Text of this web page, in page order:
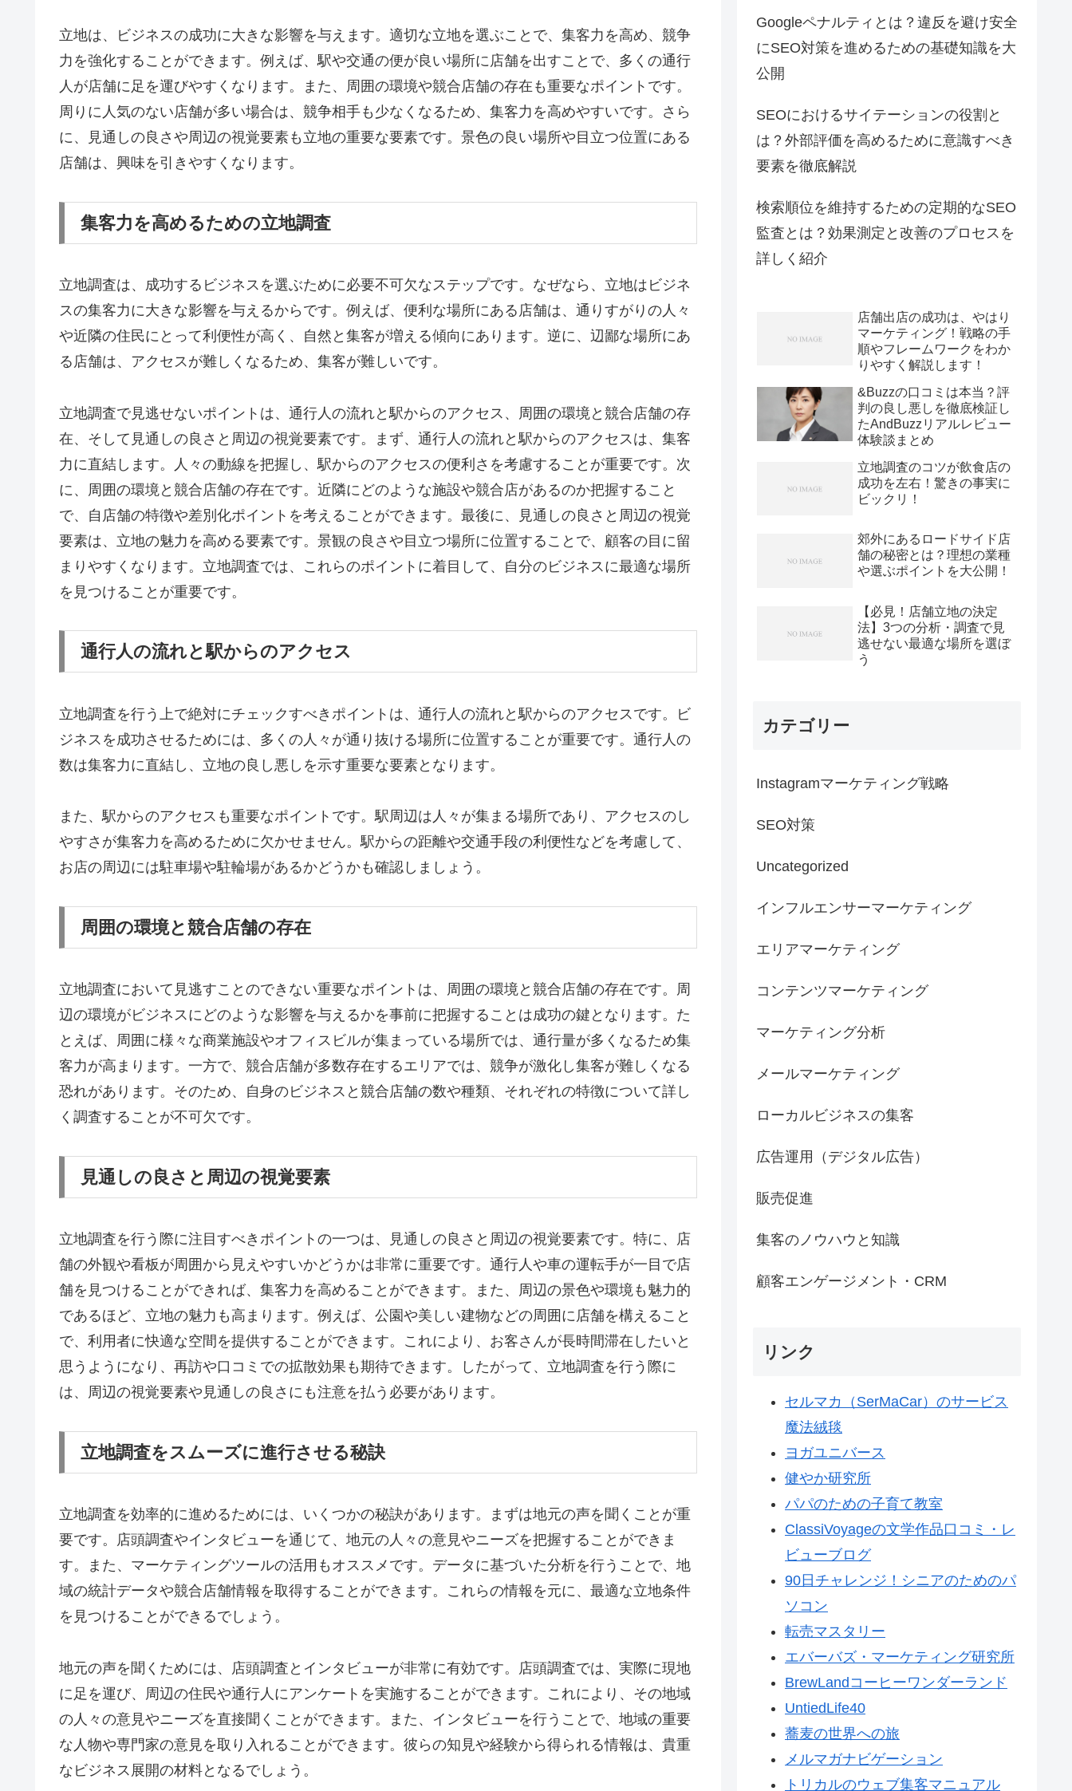
立地は、ビジネスの成功に大きな影響を与えます。適切な立地を選ぶことで、集客力を高め、競争
力を強化することができます。例えば、駅や交通の便が良い場所に店舗を出すことで、多くの通行
人が店舗に足を運びやすくなります。また、周囲の環境や競合店舗の存在も重要なポイントです。
周りに人気のない店舗が多い場合は、競争相手も少なくなるため、集客力を高めやすいです。さら
に、見通しの良さや周辺の視覚要素も立地の重要な要素です。景色の良い場所や目立つ位置にある
店舗は、興味を引きやすくなります。
集客力を高めるための立地調査
立地調査は、成功するビジネスを選ぶために必要不可欠なステップです。なぜなら、立地はビジネ
スの集客力に大きな影響を与えるからです。例えば、便利な場所にある店舗は、通りすがりの人々
や近隣の住民にとって利便性が高く、自然と集客が増える傾向にあります。逆に、辺鄙な場所にあ
る店舗は、アクセスが難しくなるため、集客が難しいです。
立地調査で見逃せないポイントは、通行人の流れと駅からのアクセス、周囲の環境と競合店舗の存
在、そして見通しの良さと周辺の視覚要素です。まず、通行人の流れと駅からのアクセスは、集客
力に直結します。人々の動線を把握し、駅からのアクセスの便利さを考慮することが重要です。次
に、周囲の環境と競合店舗の存在です。近隣にどのような施設や競合店があるのか把握すること
で、自店舗の特徴や差別化ポイントを考えることができます。最後に、見通しの良さと周辺の視覚
要素は、立地の魅力を高める要素です。景観の良さや目立つ場所に位置することで、顧客の目に留
まりやすくなります。立地調査では、これらのポイントに着目して、自分のビジネスに最適な場所
を見つけることが重要です。
通行人の流れと駅からのアクセス
立地調査を行う上で絶対にチェックすべきポイントは、通行人の流れと駅からのアクセスです。ビ
ジネスを成功させるためには、多くの人々が通り抜ける場所に位置することが重要です。通行人の
数は集客力に直結し、立地の良し悪しを示す重要な要素となります。
また、駅からのアクセスも重要なポイントです。駅周辺は人々が集まる場所であり、アクセスのし
やすさが集客力を高めるために欠かせません。駅からの距離や交通手段の利便性などを考慮して、
お店の周辺には駐車場や駐輪場があるかどうかも確認しましょう。
周囲の環境と競合店舗の存在
立地調査において見逃すことのできない重要なポイントは、周囲の環境と競合店舗の存在です。周
辺の環境がビジネスにどのような影響を与えるかを事前に把握することは成功の鍵となります。た
とえば、周囲に様々な商業施設やオフィスビルが集まっている場所では、通行量が多くなるため集
客力が高まります。一方で、競合店舗が多数存在するエリアでは、競争が激化し集客が難しくなる
恐れがあります。そのため、自身のビジネスと競合店舗の数や種類、それぞれの特徴について詳し
く調査することが不可欠です。
見通しの良さと周辺の視覚要素
立地調査を行う際に注目すべきポイントの一つは、見通しの良さと周辺の視覚要素です。特に、店
舗の外観や看板が周囲から見えやすいかどうかは非常に重要です。通行人や車の運転手が一目で店
舗を見つけることができれば、集客力を高めることができます。また、周辺の景色や環境も魅力的
であるほど、立地の魅力も高まります。例えば、公園や美しい建物などの周囲に店舗を構えること
で、利用者に快適な空間を提供することができます。これにより、お客さんが長時間滞在したいと
思うようになり、再訪や口コミでの拡散効果も期待できます。したがって、立地調査を行う際に
は、周辺の視覚要素や見通しの良さにも注意を払う必要があります。
立地調査をスムーズに進行させる秘訣
立地調査を効率的に進めるためには、いくつかの秘訣があります。まずは地元の声を聞くことが重
要です。店頭調査やインタビューを通じて、地元の人々の意見やニーズを把握することができま
す。また、マーケティングツールの活用もオススメです。データに基づいた分析を行うことで、地
域の統計データや競合店舗情報を取得することができます。これらの情報を元に、最適な立地条件
を見つけることができるでしょう。
地元の声を聞くためには、店頭調査とインタビューが非常に有効です。店頭調査では、実際に現地
に足を運び、周辺の住民や通行人にアンケートを実施することができます。これにより、その地域
の人々の意見やニーズを直接聞くことができます。また、インタビューを行うことで、地域の重要
な人物や専門家の意見を取り入れることができます。彼らの知見や経験から得られる情報は、貴重
なビジネス展開の材料となるでしょう。
Googleペナルティとは？違反を避け安全
にSEO対策を進めるための基礎知識を大
公開
SEOにおけるサイテーションの役割と
は？外部評価を高めるために意識すべき
要素を徹底解説
検索順位を維持するための定期的なSEO
監査とは？効果測定と改善のプロセスを
詳しく紹介
店舗出店の成功は、やはり
マーケティング！戦略の手
順やフレームワークをわか
りやすく解説します！
&Buzzの口コミは本当？評
判の良し悪しを徹底検証し
たAndBuzzリアルレビュー
体験談まとめ
立地調査のコツが飲食店の
成功を左右！驚きの事実に
ビックリ！
郊外にあるロードサイド店
舗の秘密とは？理想の業種
や選ぶポイントを大公開！
【必見！店舗立地の決定
法】3つの分析・調査で見
逃せない最適な場所を選ぼ
う
カテゴリー
Instagramマーケティング戦略
SEO対策
Uncategorized
インフルエンサーマーケティング
エリアマーケティング
コンテンツマーケティング
マーケティング分析
メールマーケティング
ローカルビジネスの集客
広告運用（デジタル広告）
販売促進
集客のノウハウと知識
顧客エンゲージメント・CRM
リンク
セルマカ（SerMaCar）のサービス
魔法絨毯
ヨガユニバース
健やか研究所
パパのための子育て教室
ClassiVoyageの文学作品口コミ・レ
ビューブログ
90日チャレンジ！シニアのためのパ
ソコン
転売マスタリー
エバーバズ・マーケティング研究所
BrewLandコーヒーワンダーランド
UntiedLife40
蕎麦の世界への旅
メルマガナビゲーション
トリカルのウェブ集客マニュアル